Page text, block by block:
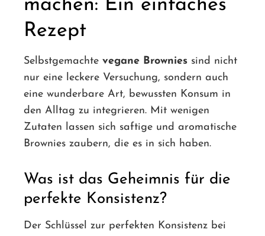
machen: Ein einfaches
Rezept
Selbstgemachte vegane Brownies sind nicht
nur eine leckere Versuchung, sondern auch
eine wunderbare Art, bewussten Konsum in
den Alltag zu integrieren. Mit wenigen
Zutaten lassen sich saftige und aromatische
Brownies zaubern, die es in sich haben.
Was ist das Geheimnis für die
perfekte Konsistenz?
Der Schlüssel zur perfekten Konsistenz bei